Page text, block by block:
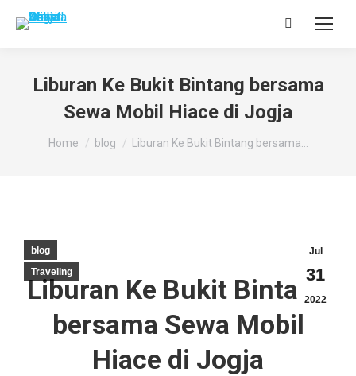
Search:
Liburan Ke Bukit Bintang bersama
Sewa Mobil Hiace di Jogja
You are here:
Home blog Liburan Ke Bukit Bintang bersama…
Jul
31
2022
blog
Traveling
Liburan Ke Bukit Bintang
bersama Sewa Mobil
Hiace di Jogja